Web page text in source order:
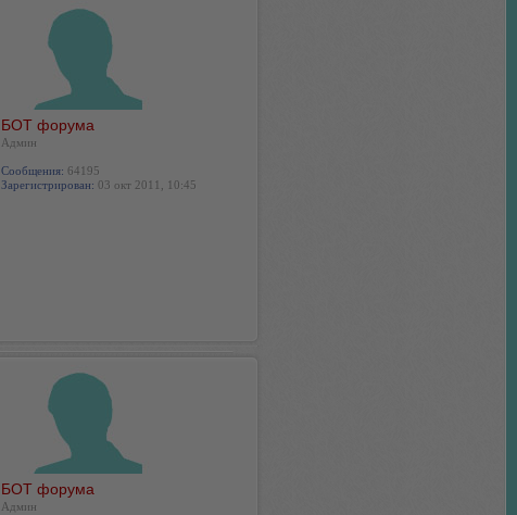
БОТ форума
Админ
Сообщения: 64195
Зарегистрирован: 03 окт 2011, 10:45
БОТ форума
Админ